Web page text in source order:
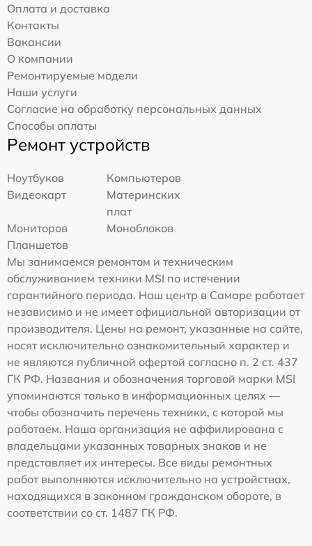
Оплата и доставка
Контакты
Вакансии
О компании
Ремонтируемые модели
Наши услуги
Согласие на обработку персональных данных
Способы оплаты
Ремонт устройств
Ноутбуков
Компьютеров
Видеокарт
Материнских
плат
Мониторов
Моноблоков
Планшетов
Мы занимаемся ремонтом и техническим
обслуживанием техники MSI по истечении
гарантийного периода. Наш центр в Самаре работает
независимо и не имеет официальной авторизации от
производителя. Цены на ремонт, указанные на сайте,
носят исключительно ознакомительный характер и
не являются публичной офертой согласно п. 2 ст. 437
ГК РФ. Названия и обозначения торговой марки MSI
упоминаются только в информационных целях —
чтобы обозначить перечень техники, с которой мы
работаем. Наша организация не аффилирована с
владельцами указанных товарных знаков и не
представляет их интересы. Все виды ремонтных
работ выполняются исключительно на устройствах,
находящихся в законном гражданском обороте, в
соответствии со ст. 1487 ГК РФ.